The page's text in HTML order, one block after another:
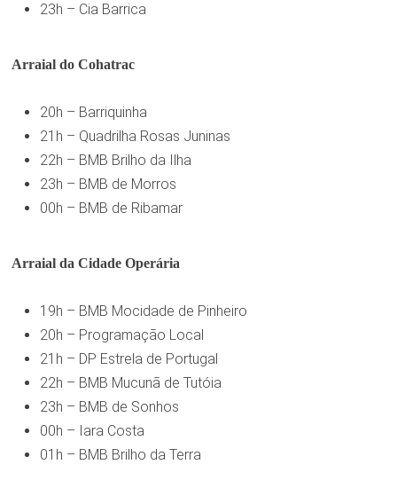
23h – Cia Barrica
Arraial do Cohatrac
20h – Barriquinha
21h – Quadrilha Rosas Juninas
22h – BMB Brilho da Ilha
23h – BMB de Morros
00h – BMB de Ribamar
Arraial da Cidade Operária
19h – BMB Mocidade de Pinheiro
20h – Programação Local
21h – DP Estrela de Portugal
22h – BMB Mucunã de Tutóia
23h – BMB de Sonhos
00h – Iara Costa
01h – BMB Brilho da Terra